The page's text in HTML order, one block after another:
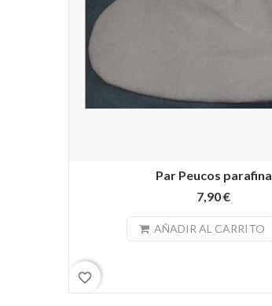
Par Peucos parafina
7,90 €
AÑADIR AL CARRITO
favorite_border